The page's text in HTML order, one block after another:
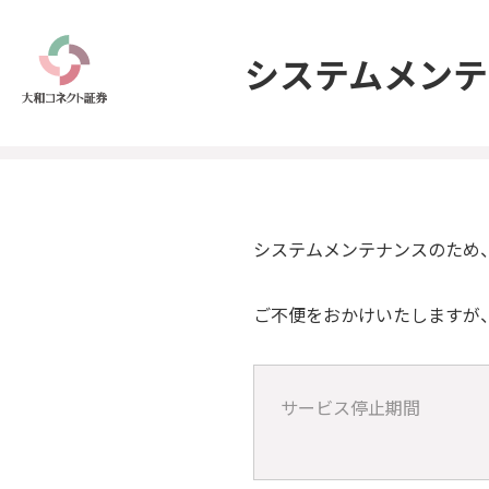
システムメン
システムメンテナンスのため
ご不便をおかけいたしますが
サービス停止期間